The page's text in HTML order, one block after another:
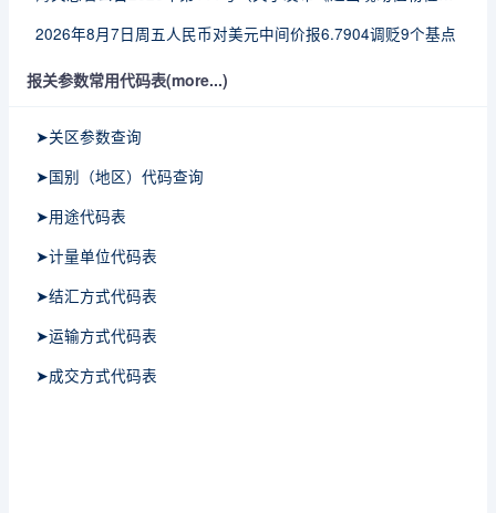
2026年8月7日周五人民币对美元中间价报6.7904调贬9个基点
报关参数常用代码表(more...)
➤关区参数查询
➤国别（地区）代码查询
➤用途代码表
➤计量单位代码表
➤结汇方式代码表
➤运输方式代码表
➤成交方式代码表